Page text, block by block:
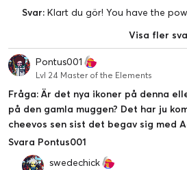
Svar: Klart du gör! You have the
Visa fler
Pontus001
Lvl 24 Master of the Elements
Fråga: Är det nya ikoner på denna
på den gamla muggen? Det har ju
cheevos sen sist det begav sig med
Svara Pontus001
swedechick